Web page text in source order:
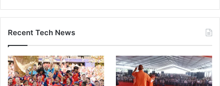
Recent Tech News